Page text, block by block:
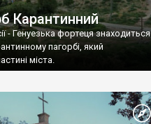
Карантинний
- Генуезька фортеця знаходиться
пагорбі, який
міста.